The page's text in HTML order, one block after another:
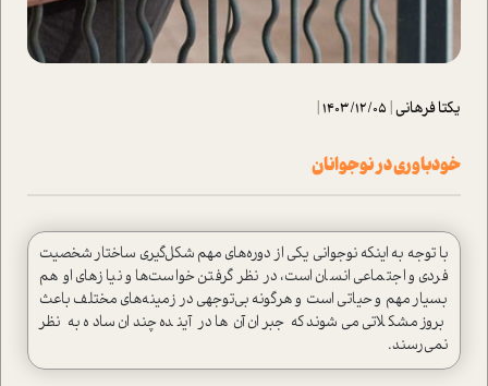
یکتا فرهانی|
1403/12/05
|
خودباوري در نوجوانان
با توجه به اينكه نوجوانی یکی از دوره‌های مهم شکل‌گیری ساختار شخصیت
فردی و اجتماعی انسان است، در نظر گرفتن خواست‌ها و نياز‌هاي او هم
بسيار مهم و حیاتی است و هر‌گونه بي‌توجهي در زمينه‌هاي مختلف باعث
بروز مشكلاتي مي‌شوند كه جبران آن‌ها در آينده چندان ساده به نظر
نمي‌رسند.